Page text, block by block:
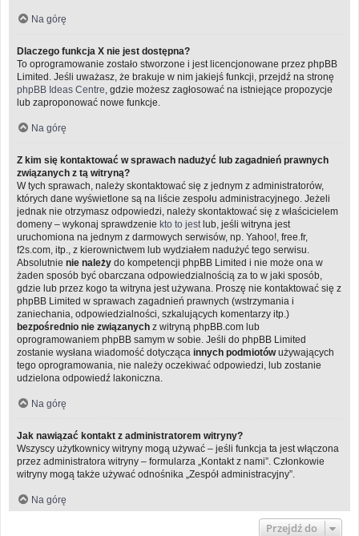
Na górę
Dlaczego funkcja X nie jest dostępna?
To oprogramowanie zostało stworzone i jest licencjonowane przez phpBB
Limited. Jeśli uważasz, że brakuje w nim jakiejś funkcji, przejdź na stronę
phpBB Ideas Centre , gdzie możesz zagłosować na istniejące propozycje
lub zaproponować nowe funkcje.
Na górę
Z kim się kontaktować w sprawach nadużyć lub zagadnień prawnych
związanych z tą witryną?
W tych sprawach, należy skontaktować się z jednym z administratorów,
których dane wyświetlone są na liście zespołu administracyjnego. Jeżeli
jednak nie otrzymasz odpowiedzi, należy skontaktować się z właścicielem
domeny – wykonaj sprawdzenie kto to jest lub, jeśli witryna jest
uruchomiona na jednym z darmowych serwisów, np. Yahoo!, free.fr,
f2s.com, itp., z kierownictwem lub wydziałem nadużyć tego serwisu.
Absolutnie nie należy do kompetencji phpBB Limited i nie może ona w
żaden sposób być obarczana odpowiedzialnością za to w jaki sposób,
gdzie lub przez kogo ta witryna jest używana. Proszę nie kontaktować się z
phpBB Limited w sprawach zagadnień prawnych (wstrzymania i
zaniechania, odpowiedzialności, szkalujących komentarzy itp.)
bezpośrednio nie związanych z witryną phpBB.com lub
oprogramowaniem phpBB samym w sobie. Jeśli do phpBB Limited
zostanie wysłana wiadomość dotycząca innych podmiotówużywających
tego oprogramowania, nie należy oczekiwać odpowiedzi, lub zostanie
udzielona odpowiedź lakoniczna.
Na górę
Jak nawiązać kontakt z administratorem witryny?
Wszyscy użytkownicy witryny mogą używać – jeśli funkcja ta jest włączona
przez administratora witryny – formularza „Kontakt z nami”. Członkowie
witryny mogą także używać odnośnika „Zespół administracyjny”.
Na górę
Przejdź do